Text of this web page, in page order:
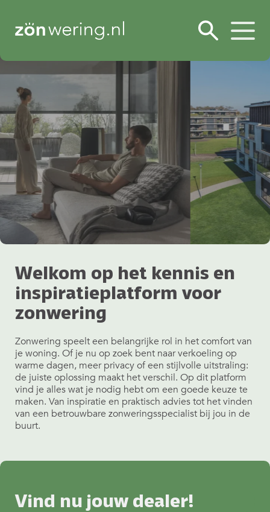
Welkom op het kennis en
inspiratieplatform voor
zonwering
Zonwering speelt een belangrijke rol in het comfort van
je woning. Of je nu op zoek bent naar verkoeling op
warme dagen, meer privacy of een stijlvolle uitstraling:
de juiste oplossing maakt het verschil. Op dit platform
vind je alles wat je nodig hebt om een goede keuze te
maken. Van inspiratie en praktisch advies tot het vinden
van een betrouwbare zonweringsspecialist bij jou in de
buurt.
Vind nu jouw dealer!